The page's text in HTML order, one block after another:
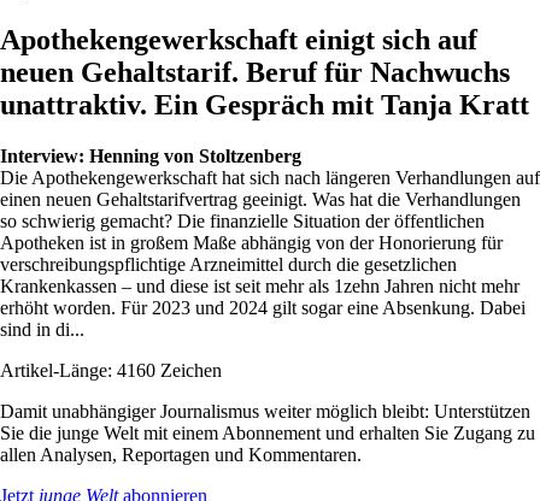
Apothekengewerkschaft einigt sich auf
neuen Gehaltstarif. Beruf für Nachwuchs
unattraktiv. Ein Gespräch mit Tanja Kratt
Interview: Henning von Stoltzenberg
Die Apothekengewerkschaft hat sich nach längeren Verhandlungen auf
einen neuen Gehaltstarifvertrag geeinigt. Was hat die Verhandlungen
so schwierig gemacht? Die finanzielle Situation der öffentlichen
Apotheken ist in großem Maße abhängig von der Honorierung für
verschreibungspflichtige Arzneimittel durch die gesetzlichen
Krankenkassen – und diese ist seit mehr als 1zehn Jahren nicht mehr
erhöht worden. Für 2023 und 2024 gilt sogar eine Absenkung. Dabei
sind in di...
Artikel-Länge: 4160 Zeichen
Damit unabhängiger Journalismus weiter möglich bleibt: Unterstützen
Sie die junge Welt mit einem Abonnement und erhalten Sie Zugang zu
allen Analysen, Reportagen und Kommentaren.
Jetzt junge Weltabonnieren